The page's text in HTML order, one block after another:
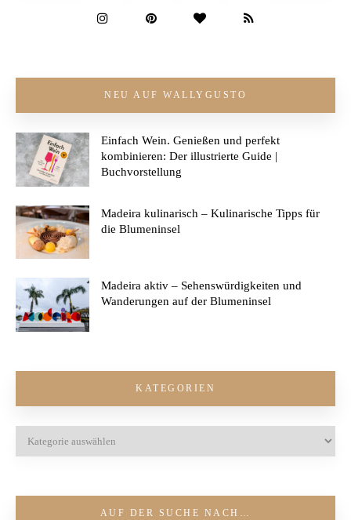
NEU AUF WALLYGUSTO
Einfach Wein. Genießen und perfekt
kombinieren: Der illustrierte Guide |
Buchvorstellung
Madeira kulinarisch – Kulinarische Tipps für
die Blumeninsel
Madeira aktiv – Sehenswürdigkeiten und
Wanderungen auf der Blumeninsel
KATEGORIEN
AUF DER SUCHE NACH…